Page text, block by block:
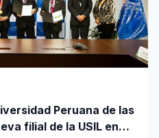
Peruana de las
filial de la USIL en